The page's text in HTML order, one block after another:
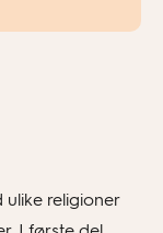
ulike religioner